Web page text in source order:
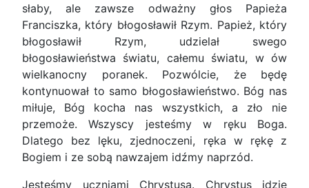
słaby, ale zawsze odważny głos Papieża
Franciszka, który błogosławił Rzym. Papież, który
błogosławił Rzym, udzielał swego
błogosławieństwa światu, całemu światu, w ów
wielkanocny poranek. Pozwólcie, że będę
kontynuował to samo błogosławieństwo. Bóg nas
miłuje, Bóg kocha nas wszystkich, a zło nie
przemoże. Wszyscy jesteśmy w ręku Boga.
Dlatego bez lęku, zjednoczeni, ręka w rękę z
Bogiem i ze sobą nawzajem idźmy naprzód.
Jesteśmy uczniami Chrystusa. Chrystus idzie